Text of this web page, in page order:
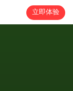
立即体验